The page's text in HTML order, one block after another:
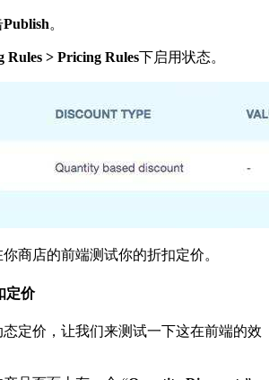
Publish。
Rules > Pricing Rules下启用状态。
商店的前端测试你的折扣定价。
定价
定价，让我们来测试一下这在前端的效